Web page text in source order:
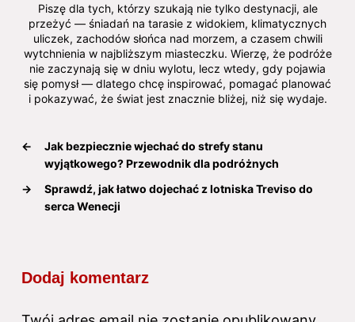
Piszę dla tych, którzy szukają nie tylko destynacji, ale
przeżyć — śniadań na tarasie z widokiem, klimatycznych
uliczek, zachodów słońca nad morzem, a czasem chwili
wytchnienia w najbliższym miasteczku. Wierzę, że podróże
nie zaczynają się w dniu wylotu, lecz wtedy, gdy pojawia
się pomysł — dlatego chcę inspirować, pomagać planować
i pokazywać, że świat jest znacznie bliżej, niż się wydaje.
←
Jak bezpiecznie wjechać do strefy stanu
wyjątkowego? Przewodnik dla podróżnych
→
Sprawdź, jak łatwo dojechać z lotniska Treviso do
serca Wenecji
Dodaj komentarz